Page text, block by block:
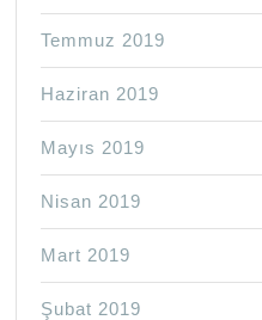
Temmuz 2019
Haziran 2019
Mayıs 2019
Nisan 2019
Mart 2019
Şubat 2019